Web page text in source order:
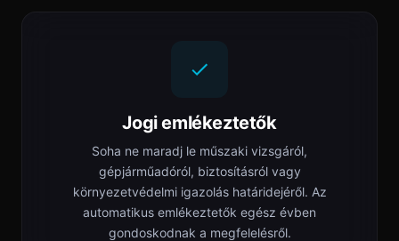
Jogi emlékeztetők
Soha ne maradj le műszaki vizsgáról,
gépjárműadóról, biztosításról vagy
környezetvédelmi igazolás határidejéről. Az
automatikus emlékeztetők egész évben
gondoskodnak a megfelelésről.